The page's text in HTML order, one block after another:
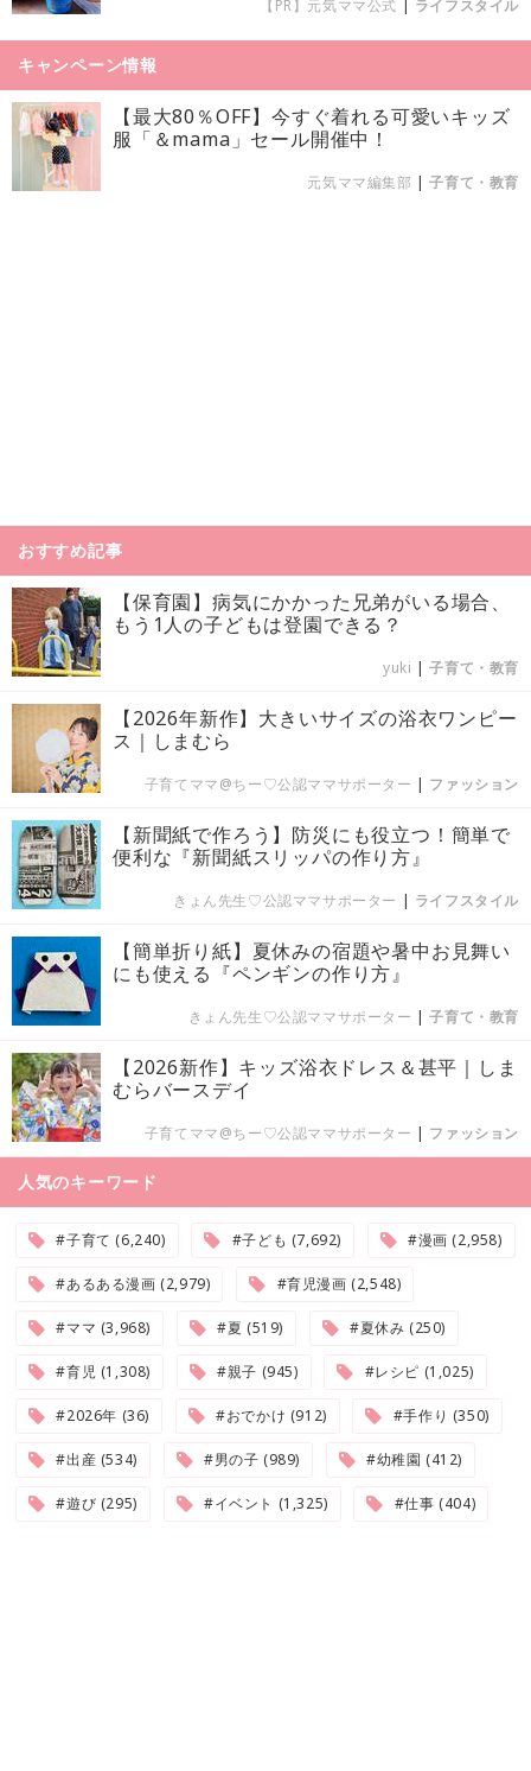
【PR】元気ママ公式 ライフスタイル
キャンペーン情報
【最大80％OFF】今すぐ着れる可愛いキッズ
服「＆mama」セール開催中！
元気ママ編集部 |子育て・教育
おすすめ記事
【保育園】病気にかかった兄弟がいる場合、
もう1人の子どもは登園できる？
yuki |子育て・教育
【2026年新作】大きいサイズの浴衣ワンピー
ス｜しまむら
子育てママ@ちー♡公認ママサポーター | ファッション
【新聞紙で作ろう】防災にも役立つ！簡単で
便利な『新聞紙スリッパの作り方』
きょん先生♡公認ママサポーター | ライフスタイル
【簡単折り紙】夏休みの宿題や暑中お見舞い
にも使える『ペンギンの作り方』
きょん先生♡公認ママサポーター |子育て・教育
【2026新作】キッズ浴衣ドレス＆甚平｜しま
むらバースデイ
子育てママ@ちー♡公認ママサポーター | ファッション
人気のキーワード
#子育て (6,240) #子ども (7,692) #漫画 (2,958)
#あるある漫画 (2,979) #育児漫画 (2,548)
#ママ (3,968) #夏 (519) #夏休み (250)
#育児 (1,308) #親子 (945) #レシピ (1,025)
#2026年 (36) #おでかけ (912) #手作り (350)
#出産 (534) #男の子 (989) #幼稚園 (412)
#遊び (295) #イベント (1,325) #仕事 (404)